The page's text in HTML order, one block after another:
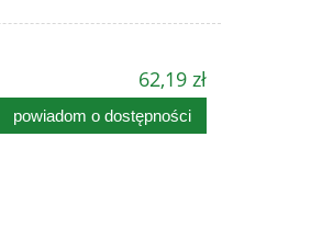
62,19 zł
powiadom o dostępności